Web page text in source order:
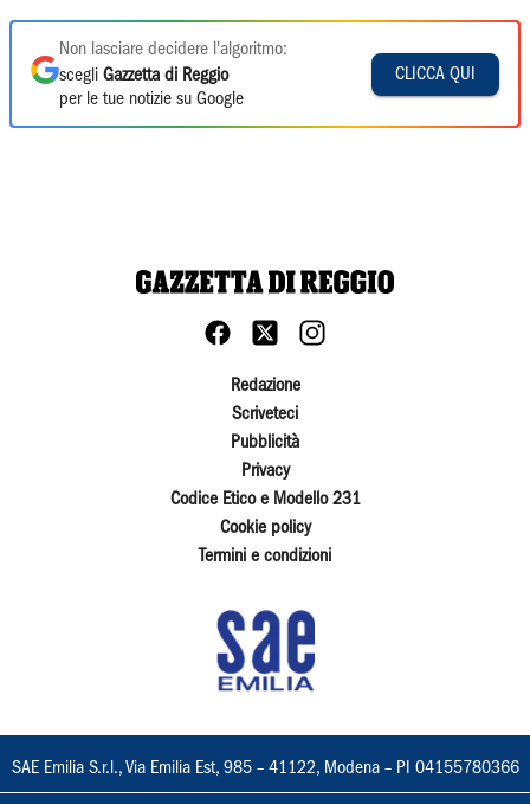
Non lasciare decidere l'algoritmo:
scegli Gazzetta di Reggio
per le tue notizie su Google
CLICCA QUI
Redazione
Scriveteci
Pubblicità
Privacy
Codice Etico e Modello 231
Cookie policy
Termini e condizioni
SAE Emilia S.r.l., Via Emilia Est, 985 – 41122, Modena – PI 04155780366